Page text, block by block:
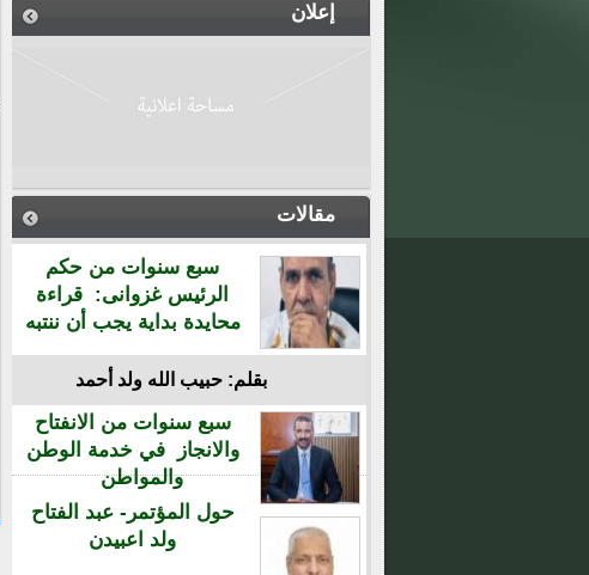
إعلان
مقالات
سبع سنوات من حكم
الرئيس غزوانى: قراءة
محايدة بداية يجب أن ننتبه
بقلم: حبيب الله ولد أحمد
سبع سنوات من الانفتاح
والانجاز في خدمة الوطن
والمواطن
حول المؤتمر- عبد الفتاح
ولد اعبيدن